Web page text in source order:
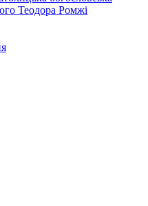
Теодора Ромжі